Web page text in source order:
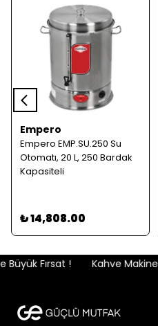
Empero
Empero EMP.SU.250 Su
Otomatı, 20 L, 250 Bardak
Kapasiteli
₺ 14,808.00
Fırsat ! Kahve